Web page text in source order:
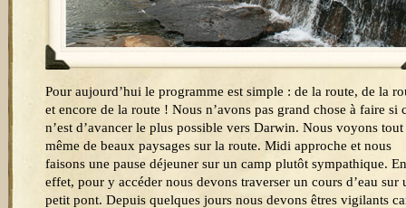
Pour aujourd’hui le programme est simple : de la route, de la
et encore de la route ! Nous n’avons pas grand chose à faire si
n’est d’avancer le plus possible vers Darwin. Nous voyons tout
même de beaux paysages sur la route. Midi approche et nous
faisons une pause déjeuner sur un camp plutôt sympathique. En
effet, pour y accéder nous devons traverser un cours d’eau sur
petit pont. Depuis quelques jours nous devons êtres vigilants